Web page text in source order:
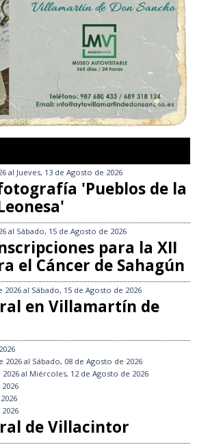
al Jueves, 13 de Agosto de 2026
'Pueblos de la
al Sábado, 15 de Agosto de 2026
para la XII
el Cáncer de Sahagún
2026 al Sábado, 15 de Agosto de 2026
en Villamartín de
2026 al Sábado, 08 de Agosto de 2026
al Miércoles, 12 de Agosto de 2026
de Villacintor